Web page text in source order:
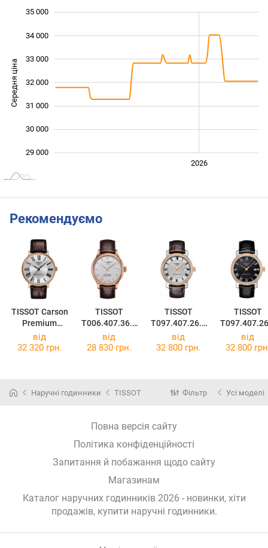
Середня ціна 29 000
29 000
30 000
31 000
32 000
33 000
34 000
35 000
2026
Рекомендуємо
TISSOT Carson
Premium
Powermatic 80
T122.407.36.0
TISSOT
T006.407.36.0
33.00
TISSOT
T097.407.26.0
33.00
TISSOT
53.00
від
32 320 грн.
від
28 830 грн.
від
32 800 грн.
від
32 800
Наручні годинники TISSOT Фільтр Усі моделі
Повна версія сайту
Політика конфіденційності
Запитання й побажання щодо сайту
Магазинам
Каталог наручних годинників 2026 - новинки, хіти
продажів, купити наручні годинники.